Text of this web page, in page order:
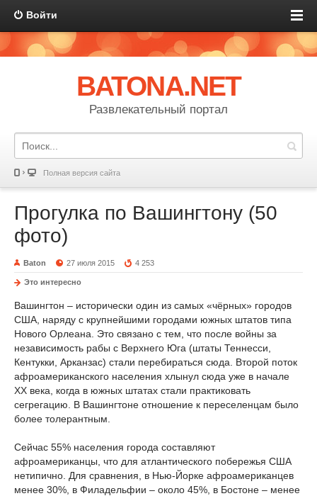
Войти
BATONA.NET
Развлекательный портал
Полная версия сайта
Прогулка по Вашингтону (50
фото)
Baton 27 июля 2015 4 253
Это интересно
Вашингтон – исторически один из самых «чёрных» городов
США, наряду с крупнейшими городами южных штатов типа
Нового Орлеана. Это связано с тем, что после войны за
независимость рабы с Верхнего Юга (штаты Теннесси,
Кентукки, Арканзас) стали перебираться сюда. Второй поток
афроамериканского населения хлынул сюда уже в начале
XX века, когда в южных штатах стали практиковать
сегрегацию. В Вашингтоне отношение к переселенцам было
более толерантным.
Сейчас 55% населения города составляют
афроамериканцы, что для атлантического побережья США
нетипично. Для сравнения, в Нью-Йорке афроамериканцев
менее 30%, в Филадельфии – около 45%, в Бостоне – менее